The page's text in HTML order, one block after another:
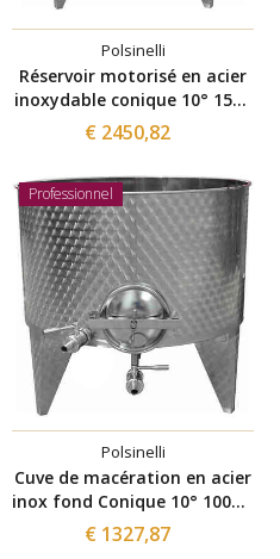
Polsinelli
Réservoir motorisé en acier
inoxydable conique 10° 1500
L
€ 2450,82
Professionnel
Polsinelli
Cuve de macération en acier
inox fond Conique 10° 1000 L
avec trappe de vidange Ø
300
€ 1327,87